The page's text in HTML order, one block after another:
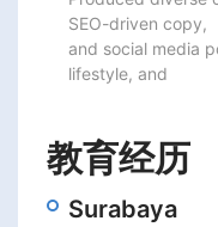
SEO-driven copy,
and social media
lifestyle, and
教育经历
Surabaya